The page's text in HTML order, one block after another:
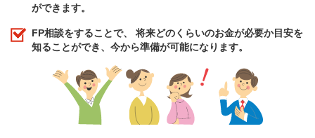
ができます。
FP相談をすることで、 将来どのくらいのお金が必要か目安を
知ることができ、今から準備が可能になります。